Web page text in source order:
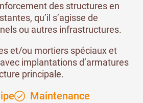
des structures en
qu’il s’agisse de
ou autres infrastructures.
et/ou mortiers spéciaux et
implantations d’armatures
principale.
Maintenance